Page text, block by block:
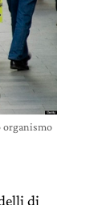
organismo
di